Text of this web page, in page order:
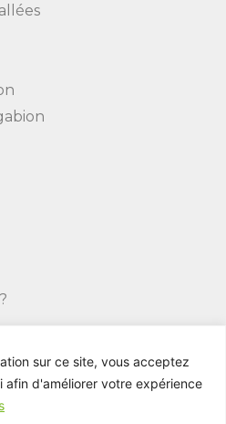
sur ce site, vous acceptez
afin d'améliorer votre expérience